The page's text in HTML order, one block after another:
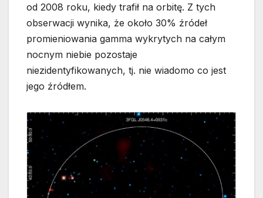
od 2008 roku, kiedy trafił na orbitę. Z tych
obserwacji wynika, że około 30% źródeł
promieniowania gamma wykrytych na całym
nocnym niebie pozostaje
niezidentyfikowanych, tj. nie wiadomo co jest
jego źródłem.